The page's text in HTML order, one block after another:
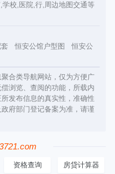
校,医院,行,周边地图交通等
恒安公馆户型图
恒安公
合类导航网站，仅为方便广
浏览、查阅的功能，所载内
发布信息的真实性，准确性
府部门登记备案为准，请谨
资格查询 房贷计算器